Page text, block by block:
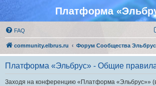
Платформа
FAQ
community.elbrus.ru Форум Сообщества Эльбрус
Платформа «Эльбрус» - Общие
Заходя на конференцию «Платформа «Эльбрус»»